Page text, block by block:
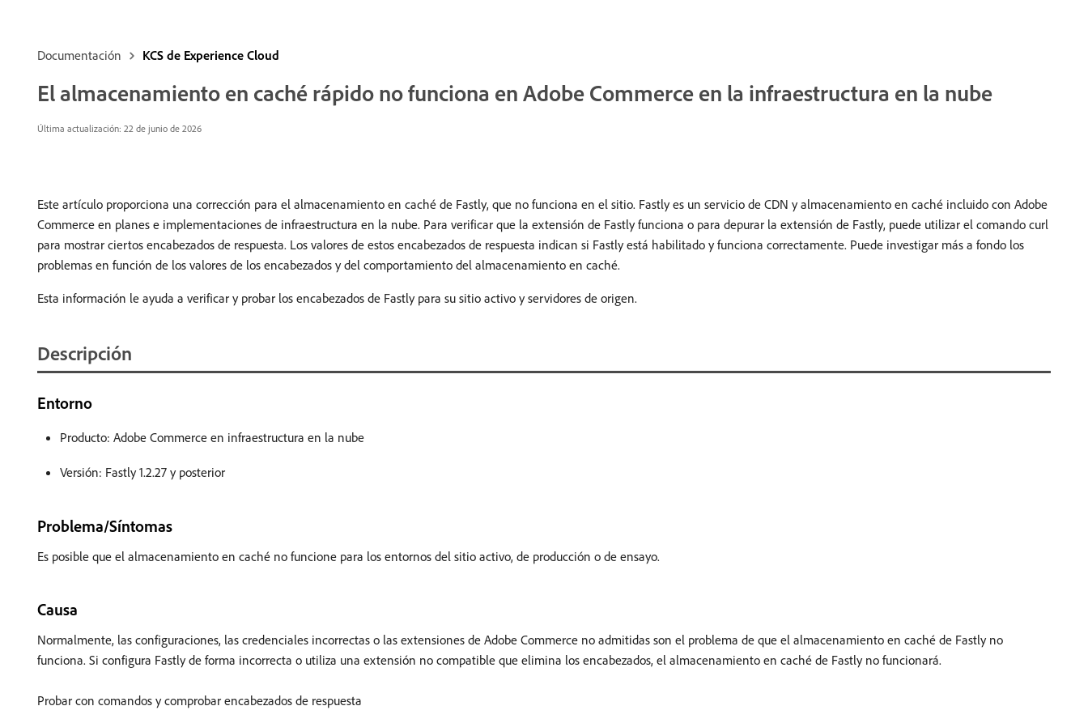
Documentación KCS de Experience Cloud
El almacenamiento en caché rápido no funciona en Adobe Commerce en la infraestructura en la nube
Última actualización: 22 de junio de 2026
Este artículo proporciona una corrección para el almacenamiento en caché de Fastly, que no funciona en el sitio. Fastly es un servicio de CDN y almacenamiento en caché incluido con Adobe
Commerce en planes e implementaciones de infraestructura en la nube. Para verificar que la extensión de Fastly funciona o para depurar la extensión de Fastly, puede utilizar el comando curl
para mostrar ciertos encabezados de respuesta. Los valores de estos encabezados de respuesta indican si Fastly está habilitado y funciona correctamente. Puede investigar más a fondo los
problemas en función de los valores de los encabezados y del comportamiento del almacenamiento en caché.
Esta información le ayuda a verificar y probar los encabezados de Fastly para su sitio activo y servidores de origen.
Descripción
Entorno
Producto: Adobe Commerce en infraestructura en la nube
Versión: Fastly 1.2.27 y posterior
Problema/Síntomas
Es posible que el almacenamiento en caché no funcione para los entornos del sitio activo, de producción o de ensayo.
Causa
Normalmente, las configuraciones, las credenciales incorrectas o las extensiones de Adobe Commerce no admitidas son el problema de que el almacenamiento en caché de Fastly no
funciona. Si configura Fastly de forma incorrecta o utiliza una extensión no compatible que elimina los encabezados, el almacenamiento en caché de Fastly no funcionará.
Probar con comandos y comprobar encabezados de respuesta